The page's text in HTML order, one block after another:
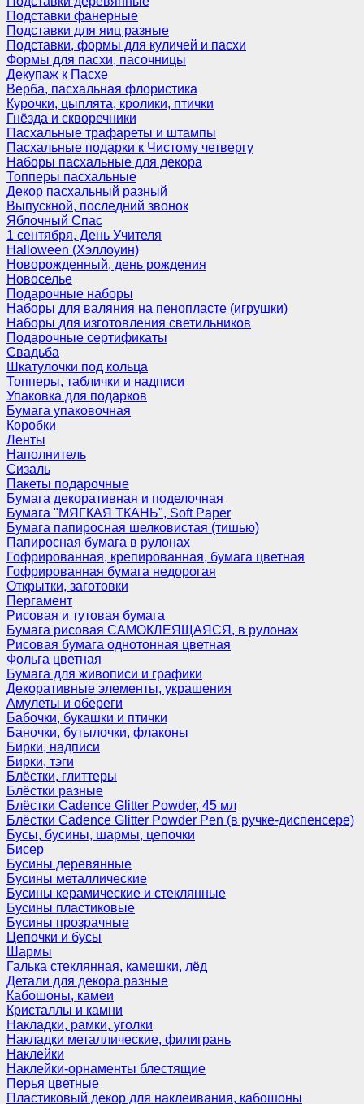
Подставки фанерные
Подставки для яиц разные
Подставки, формы для куличей и пасхи
Формы для пасхи, пасочницы
Декупаж к Пасхе
Верба, пасхальная флористика
Курочки, цыплята, кролики, птички
Гнёзда и скворечники
Пасхальные трафареты и штампы
Пасхальные подарки к Чистому четвергу
Наборы пасхальные для декора
Топперы пасхальные
Декор пасхальный разный
Выпускной, последний звонок
Яблочный Спас
1 сентября, День Учителя
Halloween (Хэллоуин)
Новорожденный, день рождения
Новоселье
Подарочные наборы
Наборы для валяния на пенопласте (игрушки)
Наборы для изготовления светильников
Подарочные сертификаты
Свадьба
Шкатулочки под кольца
Топперы, таблички и надписи
Упаковка для подарков
Бумага упаковочная
Коробки
Ленты
Наполнитель
Сизаль
Пакеты подарочные
Бумага декоративная и поделочная
Бумага "МЯГКАЯ ТКАНЬ", Soft Paper
Бумага папиросная шелковистая (тишью)
Папиросная бумага в рулонах
Гофрированная, крепированная, бумага цветная
Гофрированная бумага недорогая
Открытки, заготовки
Пергамент
Рисовая и тутовая бумага
Бумага рисовая САМОКЛЕЯЩАЯСЯ, в рулонах
Рисовая бумага однотонная цветная
Фольга цветная
Бумага для живописи и графики
Декоративные элементы, украшения
Амулеты и обереги
Бабочки, букашки и птички
Баночки, бутылочки, флаконы
Бирки, надписи
Бирки, тэги
Блёстки, глиттеры
Блёстки разные
Блёстки Cadence Glitter Powder, 45 мл
Блёстки Cadence Glitter Powder Pen (в ручке-диспенсере)
Бусы, бусины, шармы, цепочки
Бисер
Бусины деревянные
Бусины металлические
Бусины керамические и стеклянные
Бусины пластиковые
Бусины прозрачные
Цепочки и бусы
Шармы
Галька стеклянная, камешки, лёд
Детали для декора разные
Кабошоны, камеи
Кристаллы и камни
Накладки, рамки, уголки
Накладки металлические, филигрань
Наклейки
Наклейки-орнаменты блестящие
Перья цветные
Пластиковый декор для наклеивания, кабошоны